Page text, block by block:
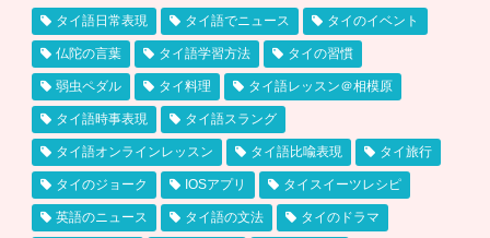
タイ語日常表現 タイ語でニュース タイのイベント
仏陀の言葉 タイ語学習方法 タイの習慣
弱虫ペダル タイ料理 タイ語レッスン＠相模原
タイ語時事表現 タイ語スラング
タイ語オンラインレッスン タイ語比喩表現 タイ旅行
タイのジョーク IOSアプリ タイスイーツレシピ
英語のニュース タイ語の文法 タイのドラマ